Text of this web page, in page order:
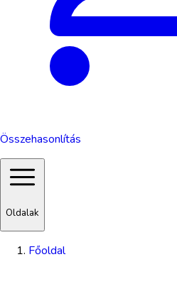
Összehasonlítás
Oldalak
Főoldal